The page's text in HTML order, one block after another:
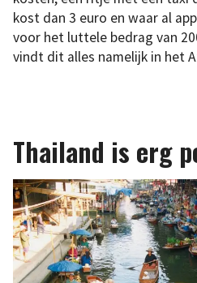
kost dan 3 euro en waar al
voor het luttele bedrag van
vindt dit alles namelijk in het
Thailand is erg